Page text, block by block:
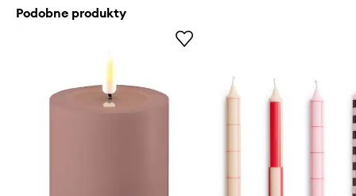
Podobne produkty